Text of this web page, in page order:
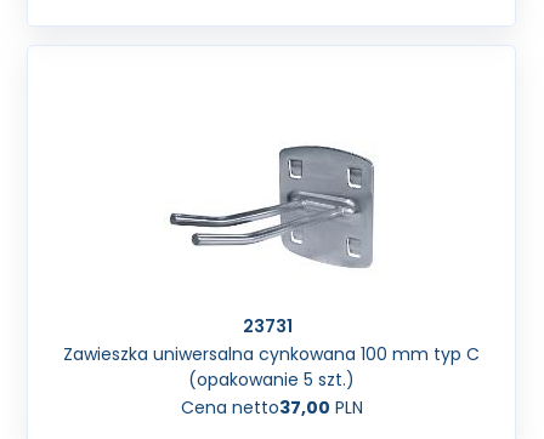
23731
Zawieszka uniwersalna cynkowana 100 mm typ C
(opakowanie 5 szt.)
Cena netto37,00 PLN